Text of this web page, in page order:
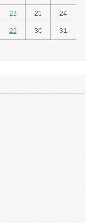
22 23 24
29 30
31